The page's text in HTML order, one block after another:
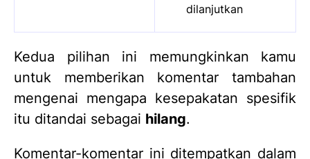
dilanjutkan
Kedua pilihan ini memungkinkan kamu
untuk memberikan komentar tambahan
mengenai mengapa kesepakatan spesifik
itu ditandai sebagai hilang.
Komentar-komentar ini ditempatkan dalam